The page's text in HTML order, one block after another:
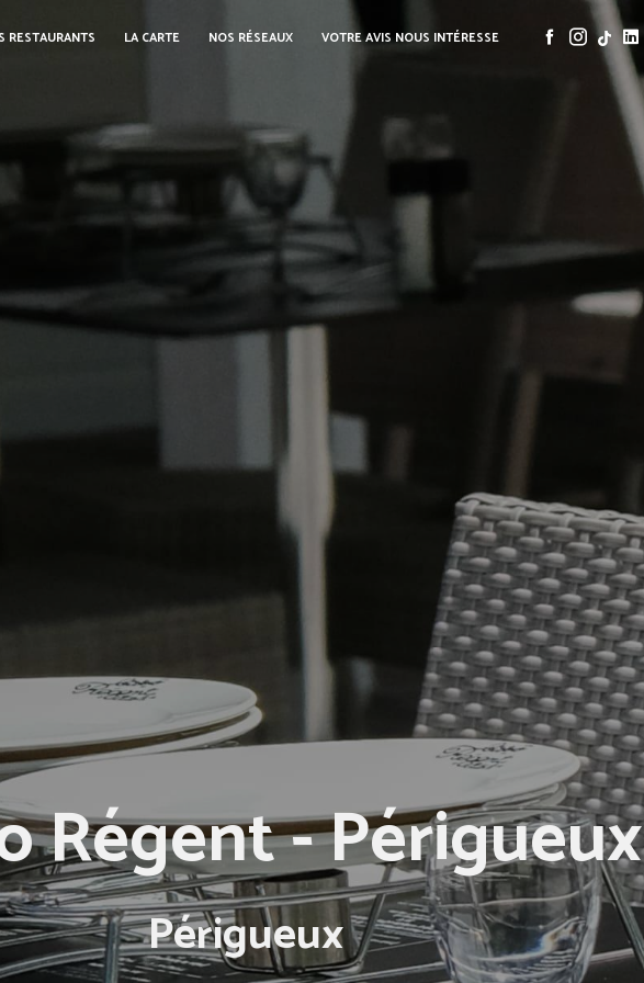
RESTAURANTS LA CARTE NOS RÉSEAUX VOTRE AVIS NOUS INTÉRESSE
Régent - Périgueux
Périgueux